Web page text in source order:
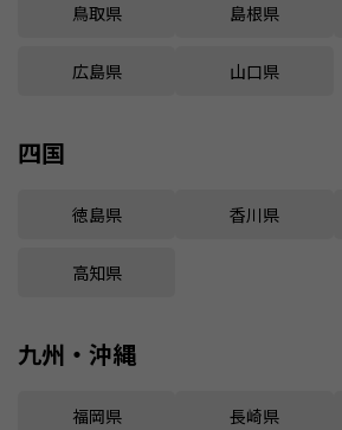
鳥取県 島根県
広島県 山口県
四国
徳島県 香川県
高知県
九州・沖縄
福岡県 長崎県